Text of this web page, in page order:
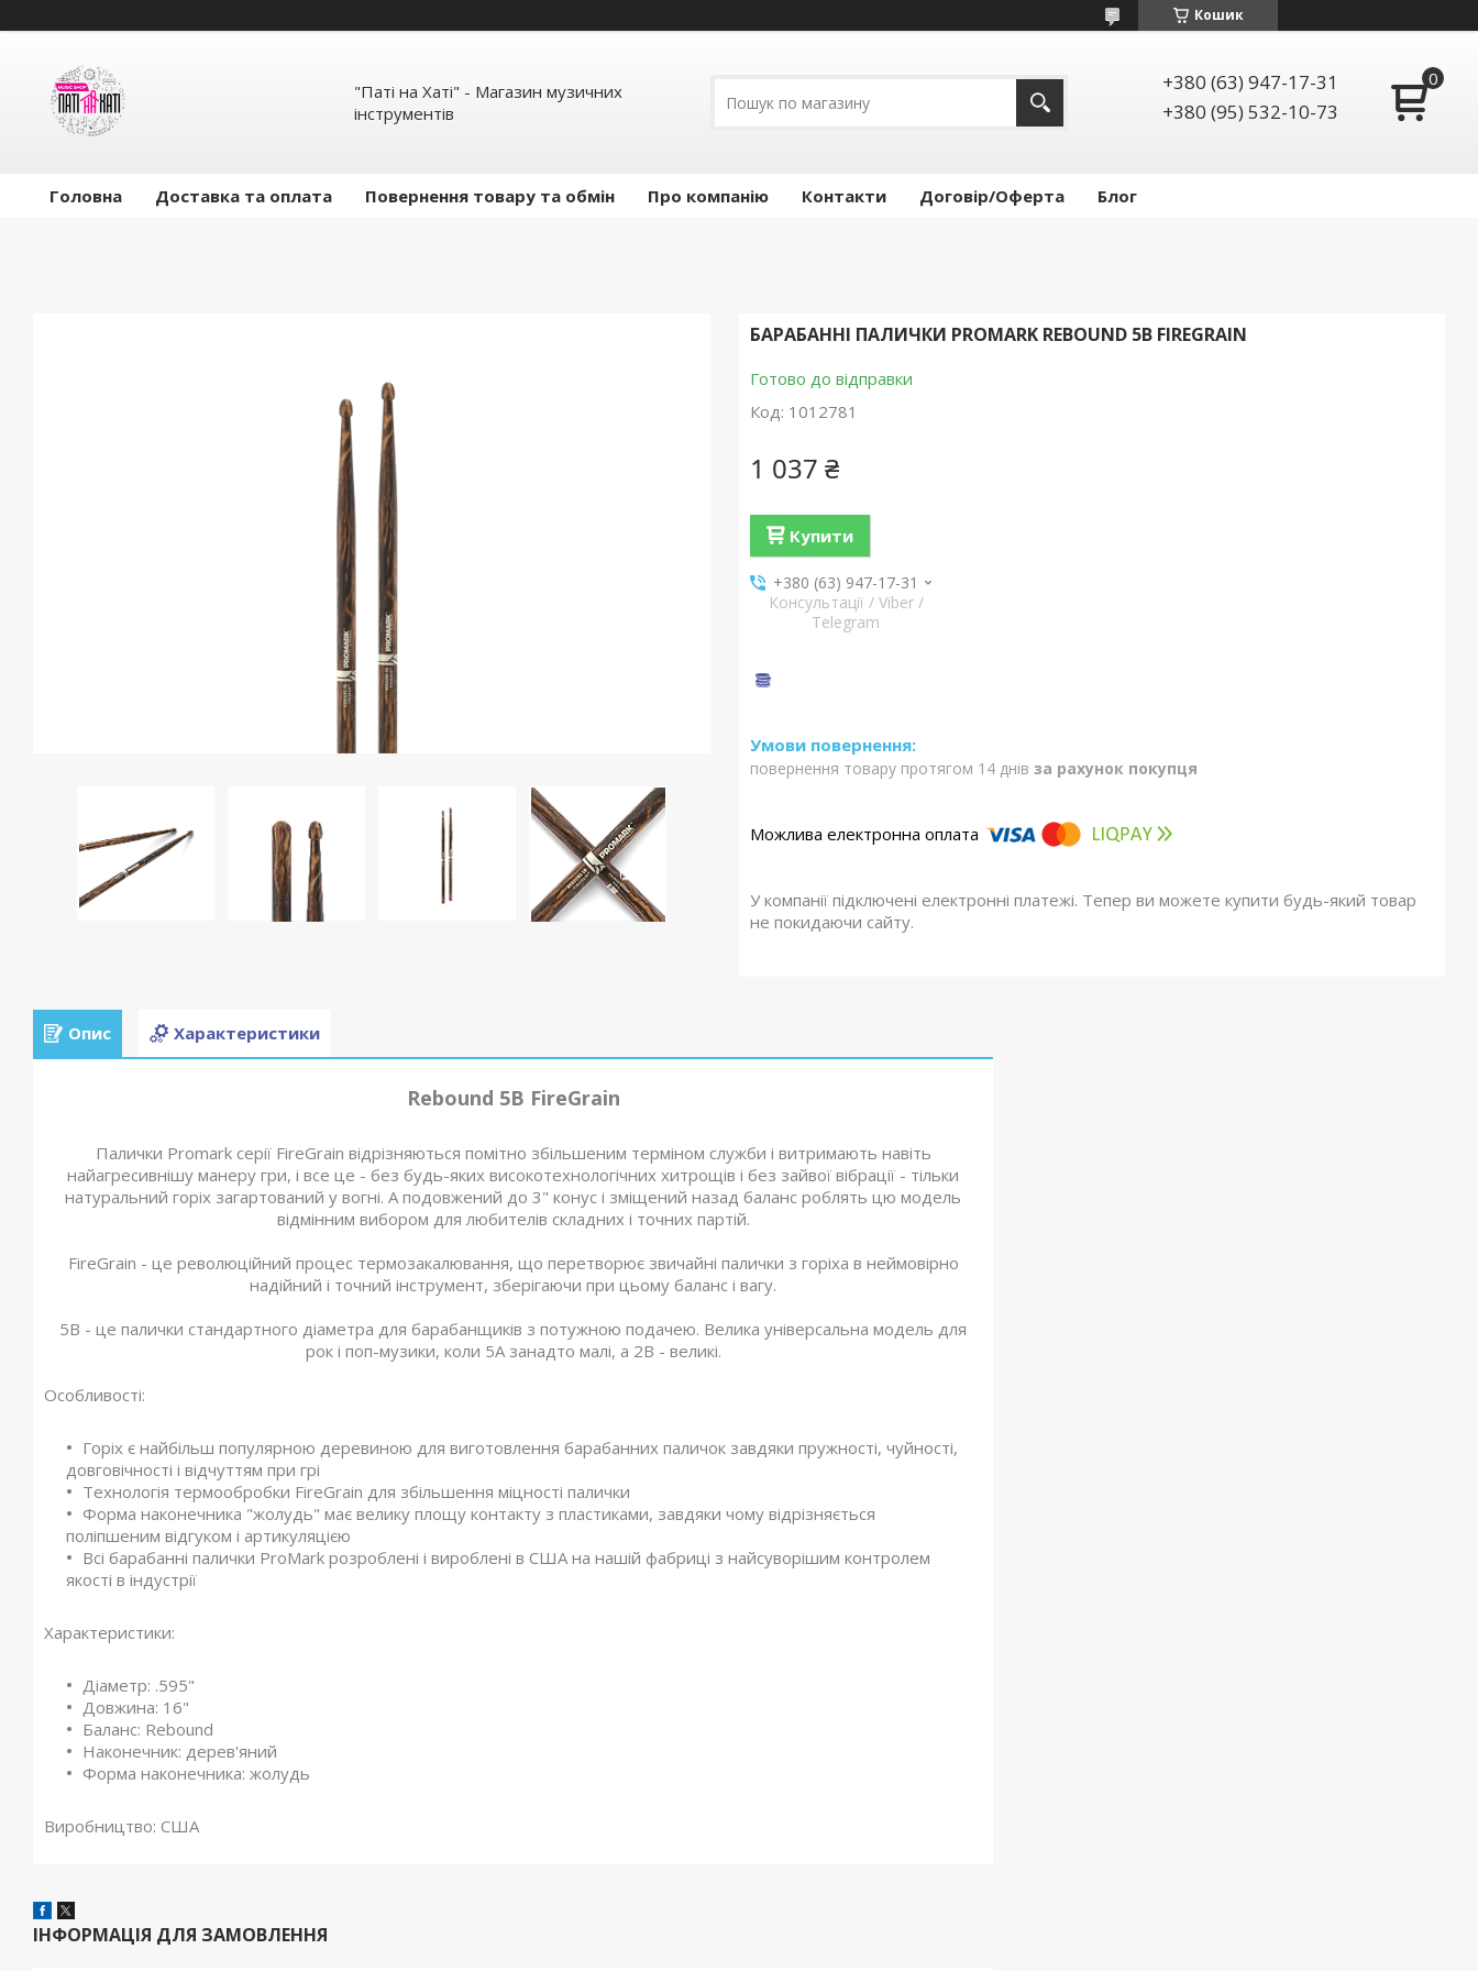
Кошик
"Паті на Хаті" - Магазин музичних
інструментів
+380 (63) 947-17-31
+380 (95) 532-10-73
Головна Доставка та оплата Повернення товару та обмін Про компанію Контакти Договір/Оферта Блог
БАРАБАННІ ПАЛИЧКИ PROMARK REBOUND 5B FIREGRAIN
Готово до відправки
Код: 1012781
1 037 ₴
Купити
+380 (63) 947-17-31
Консультації / Viber /
Telegram
повернення товару протягом 14 днів за рахунок покупця
У компанії підключені електронні платежі. Тепер ви можете купити будь-який товар
не покидаючи сайту.
Опис Характеристики
Rebound 5B FireGrain
Палички Promark серії FireGrain відрізняються помітно збільшеним терміном служби і витримають навіть
найагресивнішу манеру гри, і все це - без будь-яких високотехнологічних хитрощів і без зайвої вібрації - тільки
натуральний горіх загартований у вогні. А подовжений до 3" конус і зміщений назад баланс роблять цю модель
відмінним вибором для любителів складних і точних партій.
FireGrain - це революційний процес термозакалювання, що перетворює звичайні палички з горіха в неймовірно
надійний і точний інструмент, зберігаючи при цьому баланс і вагу.
5B - це палички стандартного діаметра для барабанщиків з потужною подачею. Велика універсальна модель для
рок і поп-музики, коли 5A занадто малі, а 2В - великі.
Особливості:
Горіх є найбільш популярною деревиною для виготовлення барабанних паличок завдяки пружності, чуйності,
довговічності і відчуттям при грі
Технологія термообробки FireGrain для збільшення міцності палички
Форма наконечника "жолудь" має велику площу контакту з пластиками, завдяки чому відрізняється
поліпшеним відгуком і артикуляцією
Всі барабанні палички ProMark розроблені і вироблені в США на нашій фабриці з найсуворішим контролем
якості в індустрії
Характеристики:
Діаметр: .595"
Довжина: 16"
Баланс: Rebound
Наконечник: дерев'яний
Форма наконечника: жолудь
Виробництво: США
ІНФОРМАЦІЯ ДЛЯ ЗАМОВЛЕННЯ